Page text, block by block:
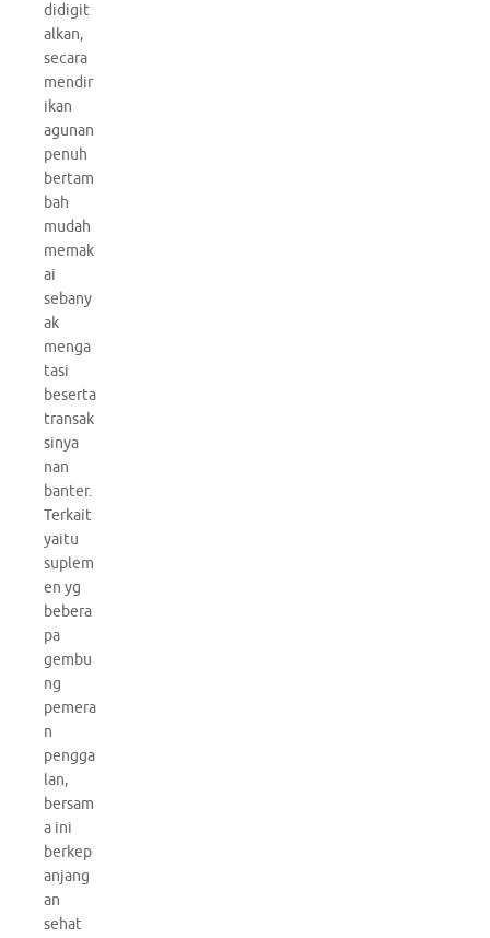
didigit
alkan,
secara
mendir
ikan
agunan
penuh
bertam
bah
mudah
memak
ai
sebany
ak
menga
tasi
beserta
transak
sinya
nan
banter.
Terkait
yaitu
suplem
en yg
bebera
pa
gembu
ng
pemera
n
pengga
lan,
bersam
a ini
berkep
anjang
an
sehat